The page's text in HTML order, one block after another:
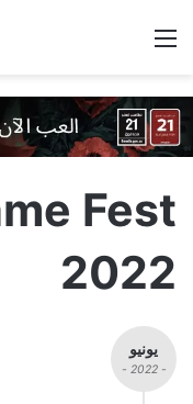
القائمة
Fest
2022
يونيو
- 2022 -